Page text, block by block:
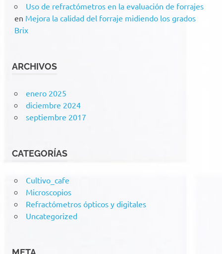
Uso de refractómetros en la evaluación de forrajes
en Mejora la calidad del forraje midiendo los grados
Brix
ARCHIVOS
enero 2025
diciembre 2024
septiembre 2017
CATEGORÍAS
Cultivo_cafe
Microscopios
Refractómetros ópticos y digitales
Uncategorized